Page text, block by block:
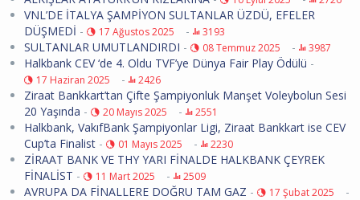
VNL’DE İTALYA ŞAMPİYON SULTANLAR ÜZDÜ, EFELER
DÜŞMEDİ - 17 Ağustos 2025 - 3193
SULTANLAR UMUTLANDIRDI - 08 Temmuz 2025 - 3987
Halkbank CEV ‘de 4. Oldu TVF’ye Dünya Fair Play Ödülü -
17 Haziran 2025 - 2426
Ziraat Bankkart’tan Çifte Şampiyonluk Manşet Voleybolun Sesi
20 Yaşında - 20 Mayıs 2025 - 2551
Halkbank, VakıfBank Şampiyonlar Ligi, Ziraat Bankkart ise CEV
Cup’ta Finalist - 01 Mayıs 2025 - 2230
ZİRAAT BANK VE THY YARI FİNALDE HALKBANK ÇEYREK
FİNALİST - 11 Mart 2025 - 2509
AVRUPA DA FİNALLERE DOĞRU TAM GAZ - 17 Şubat 2025 -